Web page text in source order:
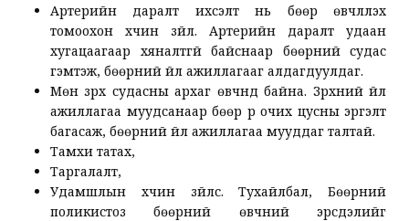
Артерийн даралт ихсэлт нь бөөр өвчлүүлэх
томоохон хүчин зүйл. Артерийн даралт удаан
хугацаагаар хяналтгүй байснаар бөөрний судас
гэмтэж, бөөрний үйл ажиллагааг алдагдуулдаг.
Мөн зүрх судасны архаг өвчнүүд байна. Зүрхний үйл
ажиллагаа муудсанаар бөөр рүү очих цусны эргэлт
багасаж, бөөрний үйл ажиллагаа мууддаг талтай.
Тамхи татах,
Таргалалт,
Удамшлын хүчин зүйлс. Тухайлбал, Бөөрний
поликистоз бөөрний өвчний эрсдэлийг